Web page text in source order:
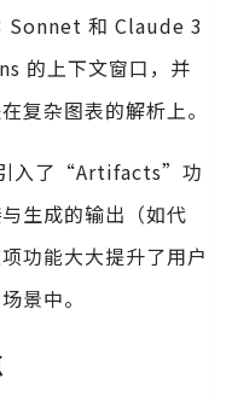
Sonnet 和 Claude 3
的上下文窗口，并
复杂图表的解析上。
入了“Artifacts”功
生成的输出（如代
功能大大提升了用户
景中。